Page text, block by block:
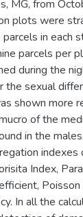
MG, from
plots were
in each
parcels per
during the
the sexual
shown more
of the
in the
indexes
Index,
In all the